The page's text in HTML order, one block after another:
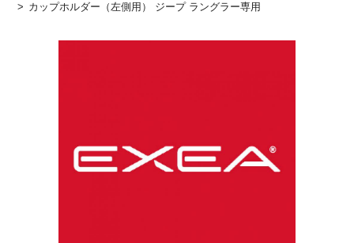
カップホルダー（左側用） ジープ ラングラー専用